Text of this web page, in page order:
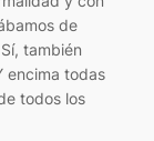
de
también
encima todas
todos los